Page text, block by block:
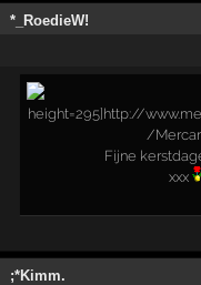
*_RoedieW!
Fijne
xxx
;*Kimm.